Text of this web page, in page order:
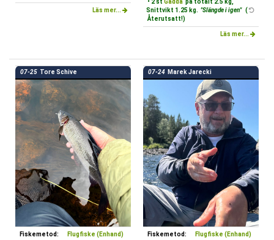
Läs mer...
Snittvikt 1.25 kg. "Slängde i igen" (
Återutsatt!)
Läs mer...
07-25 Tore Schive
Fiskemetod: Flugfiske (Enhand)
07-24 Marek Jarecki
Fiskemetod: Flugfiske (Enhand)